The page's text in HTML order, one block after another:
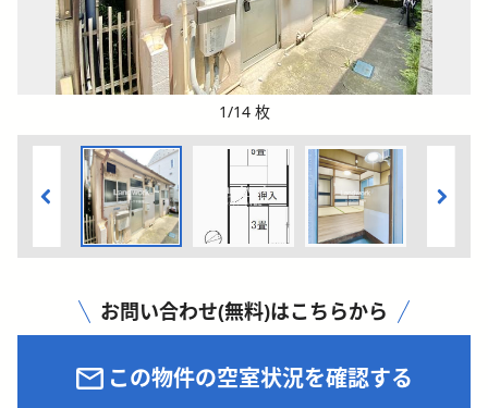
1/14 枚
お問い合わせ(無料)はこちらから
この物件の空室状況を確認する